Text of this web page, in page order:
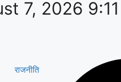
7, 2026
राजनीति